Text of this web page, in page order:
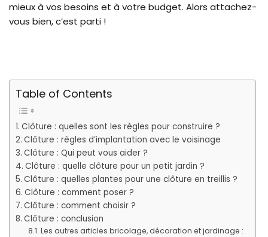
mieux à vos besoins et à votre budget. Alors attachez-
vous bien, c’est parti !
Table of Contents
Clôture : quelles sont les règles pour construire ?
Clôture : règles d’implantation avec le voisinage
Clôture : Qui peut vous aider ?
Clôture : quelle clôture pour un petit jardin ?
Clôture : quelles plantes pour une clôture en treillis ?
Clôture : comment poser ?
Clôture : comment choisir ?
Clôture : conclusion
Les autres articles bricolage, décoration et jardinage :